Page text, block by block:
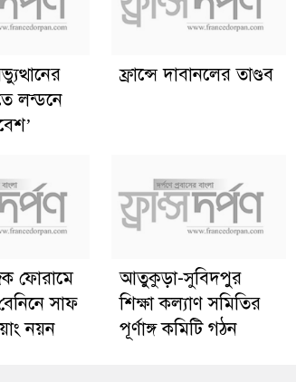
লন্ডনে
ফ্রান্সে দাবানলের তাণ্ডব
ফোরামে
সাফ
নয়ন
আতুকুড়া-সুবিদপুর
শিক্ষা কল্যাণ সমিতির
পূর্ণাঙ্গ কমিটি গঠন